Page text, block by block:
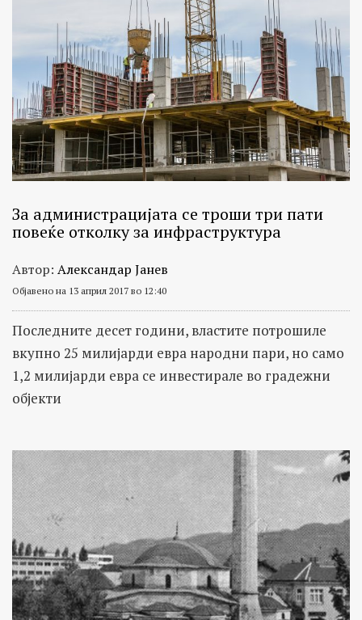
За администрацијата се троши три пати
повеќе отколку за инфраструктура
Автор: Александар Јанев
Објавено на 13 април 2017 во 12:40
Последните десет години, властите потрошиле
вкупно 25 милијарди евра народни пари, но само
1,2 милијарди евра се инвестирале во градежни
објекти